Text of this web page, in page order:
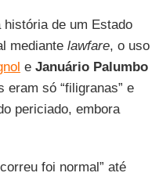
de um Estado
mediante lawfare, o uso
e Januário Palumbo
só “filigranas” e
periciado, embora
foi normal” até